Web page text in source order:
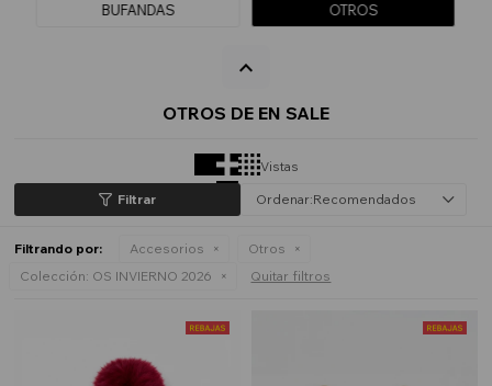
BUFANDAS OTROS
OTROS DE EN SALE
Vistas
Recomendados
Filtrando por: Accesorios
Otros
Colección: OS INVIERNO 2026 Quitar filtros